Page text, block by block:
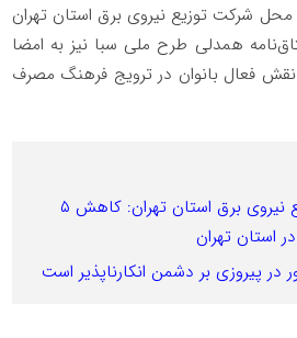
محل شرکت توزیع نیروی برق استان تهران
همدلی طرح ملی سبا نیز به امضا
فعال بانوان در ترویج فرهنگ مصرف
مدیرعامل شرکت توزیع نیروی برق استان تهران: کاهش ۵
استان تهران
پیروزی بر دشمن انکارناپذیر است